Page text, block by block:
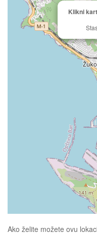
Klikni
Ako želite možete ovu